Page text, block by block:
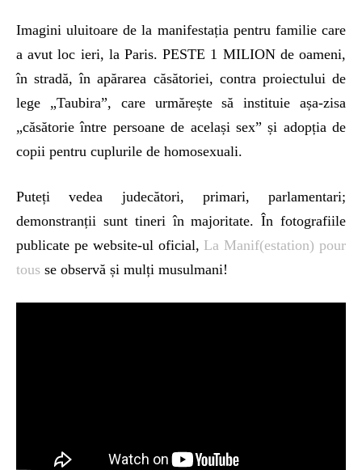
Imagini uluitoare de la manifestația pentru familie care
a avut loc ieri, la Paris. PESTE 1 MILION de oameni,
în stradă, în apărarea căsătoriei, contra proiectului de
lege „Taubira”, care urmărește să instituie așa-zisa
„căsătorie între persoane de același sex” și adopția de
copii pentru cuplurile de homosexuali.
Puteți vedea judecători, primari, parlamentari;
demonstranții sunt tineri în majoritate. În fotografiile
publicate pe website-ul oficial, La Manif(estation) pour
tous se observă și mulți musulmani!